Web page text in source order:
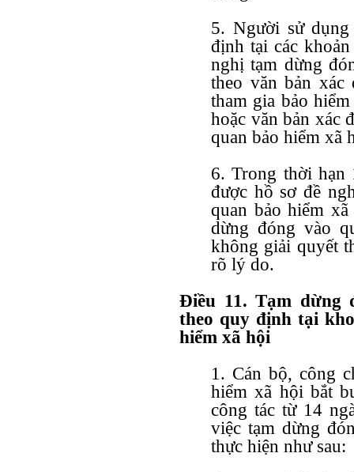
5. Người sử
định tại các
nghị tạm dừng
theo văn bản
tham gia bảo
hoặc văn bản xác
quan bảo hiểm xã
6. Trong thời hạn
được hồ sơ đề
quan bảo hiểm
dừng đóng vào
không giải quyết
rõ lý do.
Điều 11. Tạm dừng
theo quy định tại
hiểm xã hội
1. Cán bộ, công
hiểm xã hội bắt
công tác từ 14
việc tạm dừng
thực hiện như sau: